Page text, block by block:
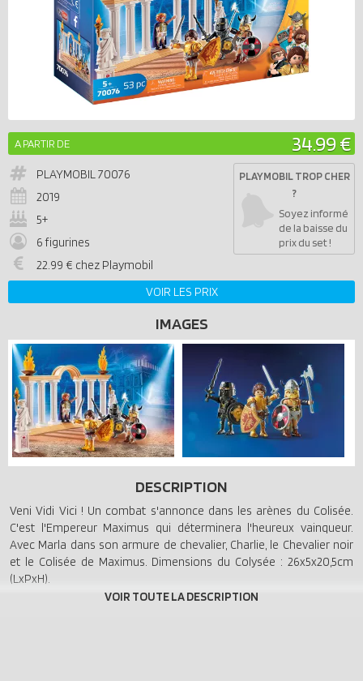
A PARTIR DE 34.99 €
PLAYMOBIL70076
2019
5+
6 figurines
22.99 € chez Playmobil
PLAYMOBIL TROP CHER
?
Soyez informé
de la baisse du
prix du set !
VOIR LES PRIX
IMAGES
DESCRIPTION
Veni Vidi Vici ! Un combat s'annonce dans les arènes du Colisée.
C'est l'Empereur Maximus qui déterminera l'heureux vainqueur.
Avec Marla dans son armure de chevalier, Charlie, le Chevalier noir
et le Colisée de Maximus. Dimensions du Colysée : 26x5x20,5cm
(LxPxH).